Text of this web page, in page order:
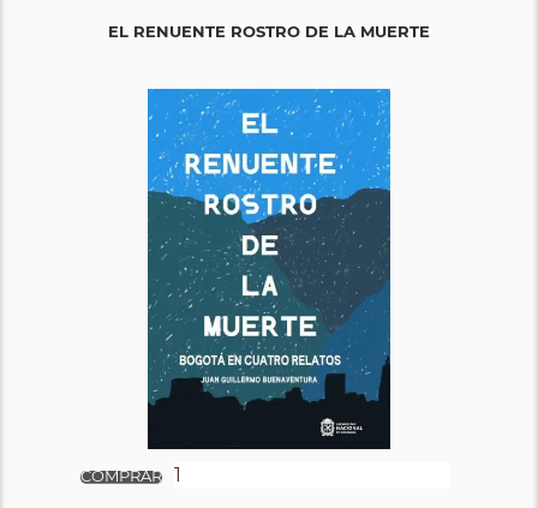
EL RENUENTE ROSTRO DE LA MUERTE